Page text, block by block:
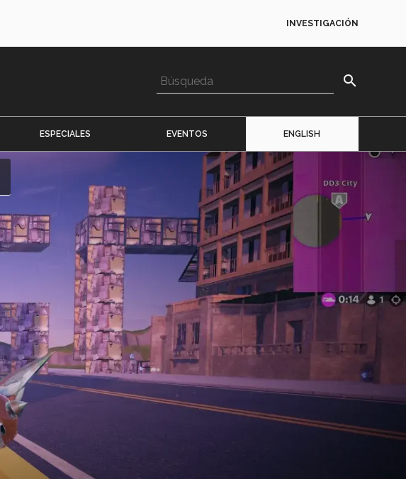
INVESTIGACIÓN
search
ESPECIALES EVENTOS ENGLISH